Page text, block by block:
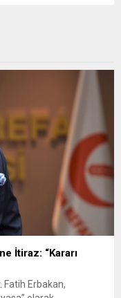
İtiraz: “Kararı
Fatih Erbakan,